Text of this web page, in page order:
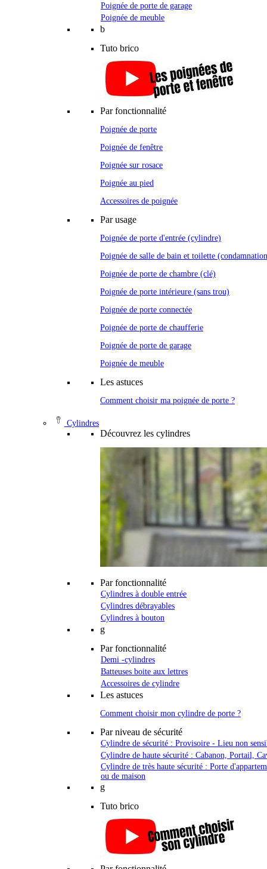
Poignée de porte de garage
Poignée de meuble
b
Tuto brico
Par fonctionnalité
Poignée de porte
Poignée de fenêtre
Poignée sur rosace
Poignée au pied
Accessoires de poignée
Par usage
Poignée de porte d'entrée (cylindre)
Poignée de salle de bain et toilette
Poignée de porte de chambre (clé)
Poignée de porte intérieure (sans trou)
Poignée de porte connectée
Poignée de porte de chaufferie
Poignée de porte de garage
Poignée de meuble
Les astuces
Comment choisir ma poignée de porte ?
Cylindres
Découvrez les cylindres
Par fonctionnalité
Cylindres à double entrée
Cylindres débrayables
Cylindres à bouton
g
Par fonctionnalité
Demi -cylindres
Batteuses boite aux lettres
Accessoires de cylindre
Les astuces
Comment choisir mon cylindre de porte ?
Par niveau de sécurité
Cylindre de sécurité : Provisoire - Lieu non
Cylindre de haute sécurité : Cabanon, Portail,
Cylindre de très haute sécurité : Porte
ou de maison
g
Tuto brico